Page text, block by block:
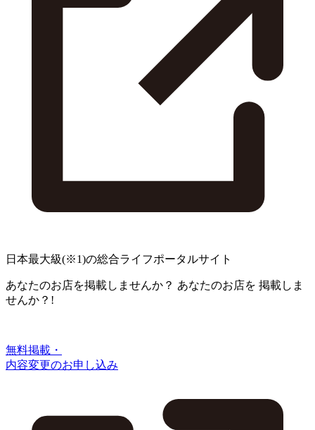
日本最大級(※1)の総合ライフポータルサイト
あなたのお店を掲載しませんか？ あなたのお店を 掲載しま
せんか？!
無料掲載・
内容変更のお申し込み